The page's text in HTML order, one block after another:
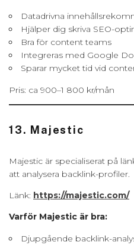
Datadrivna
Hjälper dig skriva SEO-
Bra för content teams
Integreras med Google
Sparar mycket tid vid
Pris: ca 900–1 800 kr/mån
13. Majestic
Majestic är specialiserat på
att analysera backlink-profiler.
Länk: https://majestic.com/
Varför Majestic är bra:
Djupgående backlink-